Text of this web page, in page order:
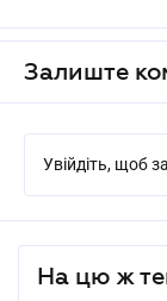
Залиште
Увійдіть, щоб
На цю ж